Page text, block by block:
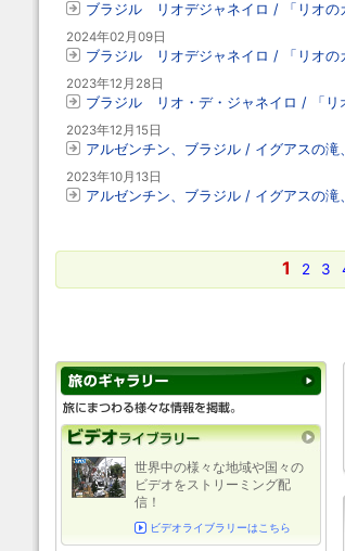
ブラジル リオデジャネイロ / 「リオの
2024年02月09日
ブラジル リオデジャネイロ / 「リオの
2023年12月28日
ブラジル リオ・デ・ジャネイロ / 「リ
2023年12月15日
アルゼンチン、ブラジル / イグアスの滝
2023年10月13日
アルゼンチン、ブラジル / イグアスの滝
1 2 3
世界中の様々な地域や国々の
ビデオをストリーミング配
信！
ビデオライブラリーはこちら